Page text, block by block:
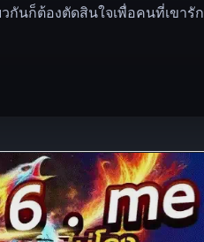
นก็ต้องตัดสินใจเพื่อคนที่เขารัก